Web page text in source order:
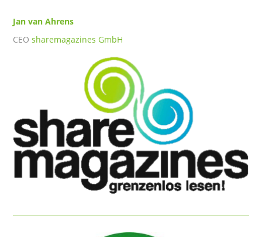
Jan van Ahrens
CEOsharemagazines GmbH